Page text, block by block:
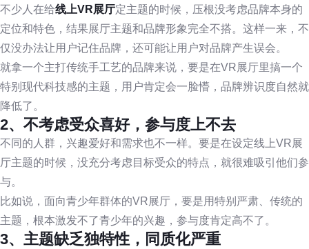
不少人在给线上VR展厅定主题的时候，压根没考虑品牌本身的
定位和特色，结果展厅主题和品牌形象完全不搭。这样一来，不
仅没办法让用户记住品牌，还可能让用户对品牌产生误会。
就拿一个主打传统手工艺的品牌来说，要是在VR展厅里搞一个
特别现代科技感的主题，用户肯定会一脸懵，品牌辨识度自然就
降低了。
2、不考虑受众喜好，参与度上不去
不同的人群，兴趣爱好和需求也不一样。要是在设定线上VR展
厅主题的时候，没充分考虑目标受众的特点，就很难吸引他们参
与。
比如说，面向青少年群体的VR展厅，要是用特别严肃、传统的
主题，根本激发不了青少年的兴趣，参与度肯定高不了。
3、主题缺乏独特性，同质化严重